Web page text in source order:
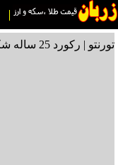
تورنتو | رکورد 25 ساله شکسته شد